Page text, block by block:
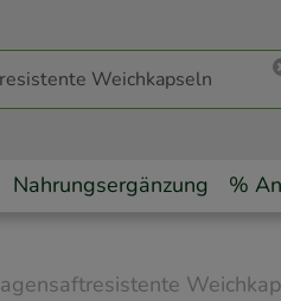
Nahrungsergänzung %